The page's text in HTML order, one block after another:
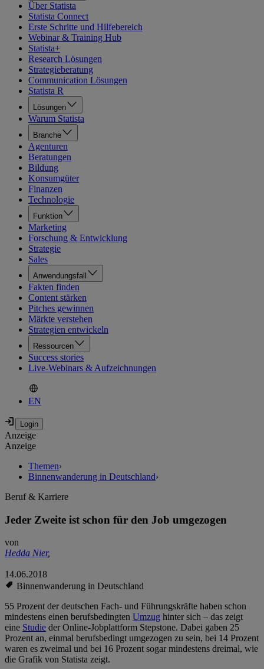
Über Statista
Statista Connect
Erste Schritte und Hilfebereich
Webinar & Training Hub
Statista+
Research Lösungen
Strategieberatung
Communication Lösungen
Statista R
Lösungen
Warum Statista
Branche
Agenturen
Beratungen
Bildung
Konsumgüter
Finanzen
Technologie
Funktion
Marketing
Forschung & Entwicklung
Strategie
Sales
Anwendungsfall
Fakten finden
Content stärken
Pitches gewinnen
Märkte verstehen
Strategien entwickeln
Ressourcen
Success stories
Live-Webinars & Aufzeichnungen
EN
Anzeige
Anzeige
Themen›
Binnenwanderung in Deutschland›
Beruf & Karriere
Jeder Zweite ist schon für den Job umgezogen
von
Hedda Nier,
14.06.2018
Binnenwanderung in Deutschland
55 Prozent der deutschen Fach- und Führungskräfte haben schon
mindestens einen berufsbedingten Umzug hinter sich – das zeigt
eine Studie der Online-Jobplattform Stepstone. Dabei gaben 25
Prozent an, einmal berufsbedingt umgezogen zu sein, bei 14 Prozent
waren es zweimal und bei 16 Prozent sogar mindestens dreimal, wie
die Grafik von Statista zeigt.